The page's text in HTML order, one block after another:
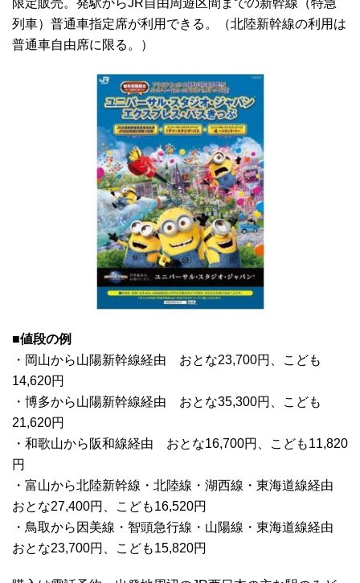
限定販売。発駅からJR自由周遊区間までの新幹線（特急
列車）普通車指定席が利用できる。（北陸新幹線の利用は
普通車自由席に限る。）
■値段の例
・岡山から山陽新幹線経由 おとな23,700円、こども
14,620円
・博多から山陽新幹線経由 おとな35,300円、こども
21,620円
・和歌山から阪和線経由 おとな16,700円、こども11,820
円
・富山から北陸新幹線・北陸線・湖西線・東海道線経由
おとな27,400円、こども16,520円
・鳥取から因美線・智頭急行線・山陽線・東海道線経由
おとな23,700円、こども15,820円